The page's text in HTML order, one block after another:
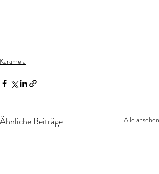
Karamela
Ähnliche Beiträge Alle ansehen